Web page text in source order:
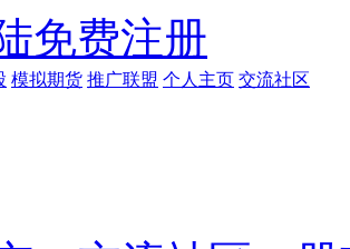
免费注册
模拟期货 推广联盟 个人主页 交流社区